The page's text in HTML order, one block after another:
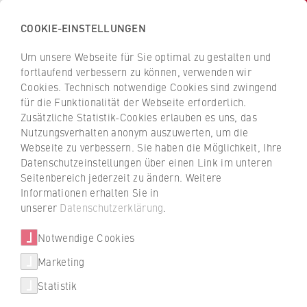
Z
u
ü
k
u
S
a
H
c
h
s
c
h
u
l
e
f
r
W
i
r
Z
u
r
ü
c
k
z
u
r
t
a
t
Studiengänge
Studiengang finden
FAQ Studium
Informationen zur Bewerbung
Öffentliche Verwaltung
Bachelor of Arts (B.A.)
Studienform
Vollzeit
Regelstudienzeit
COOKIE-EINSTELLUNGEN
Um unsere Webseite für Sie optimal zu gestalten und
fortlaufend verbessern zu können, verwenden wir
Cookies. Technisch notwendige Cookies sind zwingend
für die Funktionalität der Webseite erforderlich.
Zusätzliche Statistik-Cookies erlauben es uns, das
Nutzungsverhalten anonym auszuwerten, um die
Webseite zu verbessern. Sie haben die Möglichkeit, Ihre
Datenschutzeinstellungen über einen Link im unteren
Seitenbereich jederzeit zu ändern. Weitere
Informationen erhalten Sie in
unserer Datenschutzerklärung
Notwendige Cookies
Marketing
Statistik